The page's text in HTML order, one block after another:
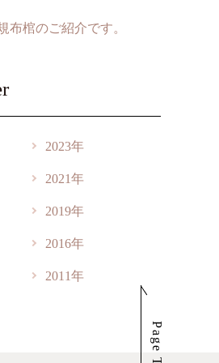
布棺のご紹介です。
2023年
2021年
2019年
2016年
2011年